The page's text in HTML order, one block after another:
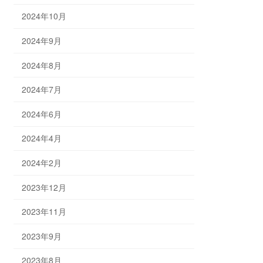
2024年10月
2024年9月
2024年8月
2024年7月
2024年6月
2024年4月
2024年2月
2023年12月
2023年11月
2023年9月
2023年8月